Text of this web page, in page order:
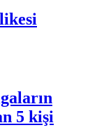
5 kişi